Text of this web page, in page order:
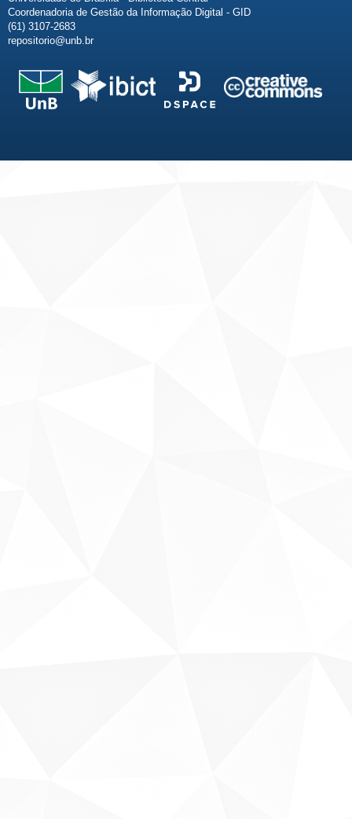
Coordenadoria de Gestão da Informação Digital - GID
(61) 3107-2683
repositorio@unb.br